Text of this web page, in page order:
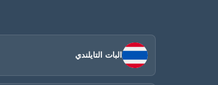
البات التايلندي